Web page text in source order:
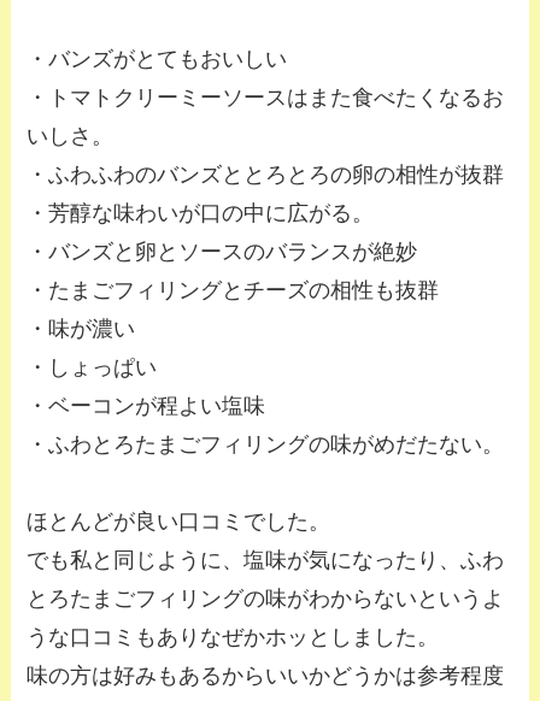
・バンズがとてもおいしい
・トマトクリーミーソースはまた食べたくなるお
いしさ。
・ふわふわのバンズととろとろの卵の相性が抜群
・芳醇な味わいが口の中に広がる。
・バンズと卵とソースのバランスが絶妙
・たまごフィリングとチーズの相性も抜群
・味が濃い
・しょっぱい
・ベーコンが程よい塩味
・ふわとろたまごフィリングの味がめだたない。
ほとんどが良い口コミでした。
でも私と同じように、塩味が気になったり、ふわ
とろたまごフィリングの味がわからないというよ
うな口コミもありなぜかホッとしました。
味の方は好みもあるからいいかどうかは参考程度